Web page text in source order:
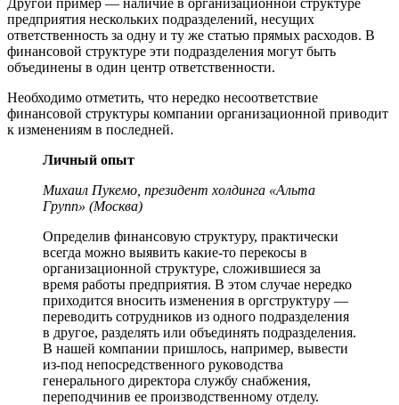
предприятия нескольких подразделений, несущих
ответственность за одну и ту же статью прямых расходов. В
финансовой структуре эти подразделения могут быть
объединены в один центр ответственности.
Необходимо отметить, что нередко несоответствие
финансовой структуры компании организационной приводит
к изменениям в последней.
Личный опыт
Михаил Пукемо, президент холдинга «Альта
Групп» (Москва)
Определив финансовую структуру, практически
всегда можно выявить какие-то перекосы в
организационной структуре, сложившиеся за
время работы предприятия. В этом случае нередко
приходится вносить изменения в оргструктуру —
переводить сотрудников из одного подразделения
в другое, разделять или объединять подразделения.
В нашей компании пришлось, например, вывести
из-под непосредственного руководства
генерального директора службу снабжения,
переподчинив ее производственному отделу.